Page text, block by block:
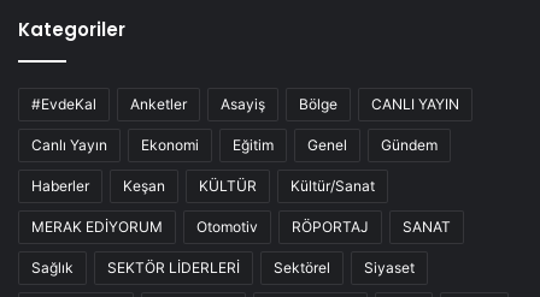
Kategoriler
#EvdeKal Anketler Asayiş Bölge CANLI YAYIN
Canlı Yayın Ekonomi Eğitim Genel Gündem
Haberler Keşan KÜLTÜR Kültür/Sanat
MERAK EDİYORUM Otomotiv RÖPORTAJ SANAT
Sağlık SEKTÖR LİDERLERİ Sektörel Siyaset